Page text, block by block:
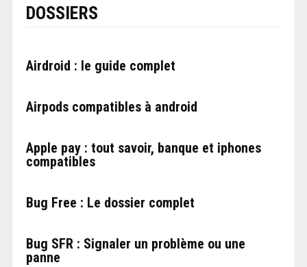
DOSSIERS
Airdroid : le guide complet
Airpods compatibles à android
Apple pay : tout savoir, banque et iphones
compatibles
Bug Free : Le dossier complet
Bug SFR : Signaler un problème ou une
panne